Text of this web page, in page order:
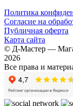
Политика
Согласие на
Публичная оферта
Карта сайта
© Д-Мастер —
2026
Все права и